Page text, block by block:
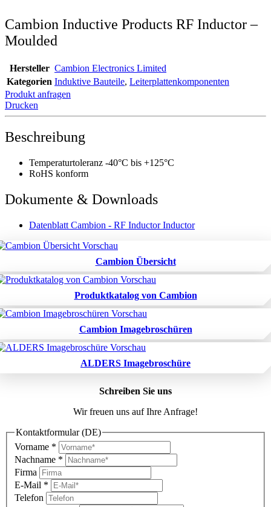
Cambion Inductive Products RF Inductor –
Moulded
Hersteller Cambion Electronics Limited
Kategorien Induktive Bauteile, Leiterplattenkomponenten
Produkt anfragen
Drucken
Beschreibung
Temperaturtoleranz -40°C bis +125°C
RoHS konform
Dokumente & Downloads
Datenblatt Cambion - RF Inductor Inductor
Cambion Übersicht
Produktkatalog von Cambion
Cambion Imagebroschüren
ALDERS Imagebroschüre
Schreiben Sie uns
Wir freuen uns auf Ihre Anfrage!
Kontaktformular (DE)
Vorname *
Nachname *
Firma
E-Mail *
Telefon